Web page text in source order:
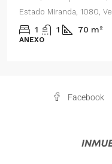
Estado Miranda, 1080,
1 1 70 m²
ANEXO
Facebook